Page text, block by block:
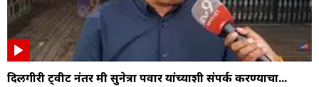
दिलगीरी ट्वीट नंतर मी सुनेत्रा पवार यांच्याशी संपर्क करण्याचा...